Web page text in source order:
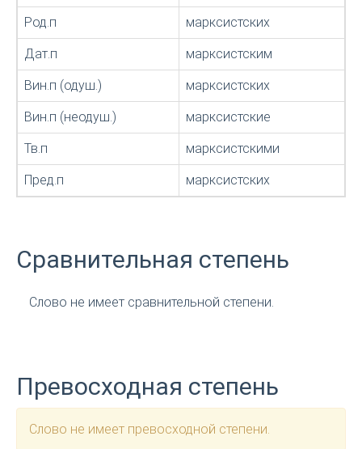
Род.п марксистских
Дат.п марксистским
Вин.п (одуш.) марксистских
Вин.п (неодуш.) марксистские
Тв.п марксистскими
Пред.п марксистских
Сравнительная степень
Слово не имеет сравнительной степени.
Превосходная степень
Слово не имеет превосходной степени.